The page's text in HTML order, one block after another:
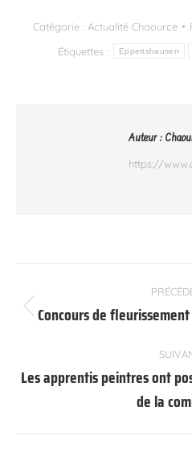
Catégorie : Actualité Chaource
Étiquettes :
Eppertshausen
Auteur :
https://
article
:
Concours de
Les apprentis peintres ont
de la